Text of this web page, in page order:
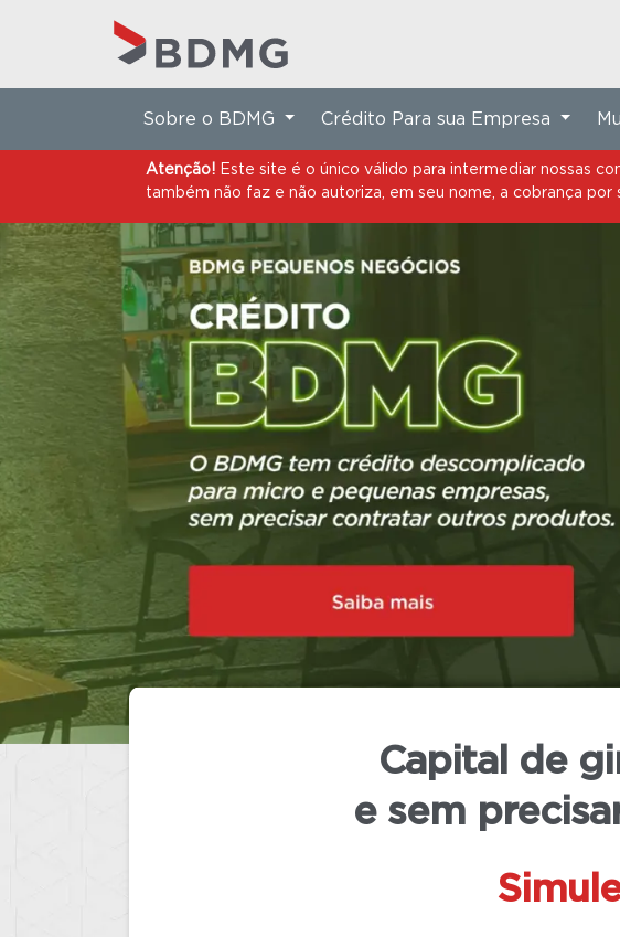
também não faz e não autoriza, em seu nome, a cobrança
COMUNICADO
Informamos que,no período que antecede as
com a legislação vigente, o BDMG manterá
conteúdos relacionados aos produtos e
Adicionalmente, os conteúdos relativos ao
continuarão disponíveis normalmente até que
(TRE) oficialize o término das eleições.
Sobre o BDMG Crédito Para sua Empresa
Atenção! Este site é o único válido para intermediar nossas
também não faz e não autoriza, em seu nome, a cobrança
Capital de
e sem